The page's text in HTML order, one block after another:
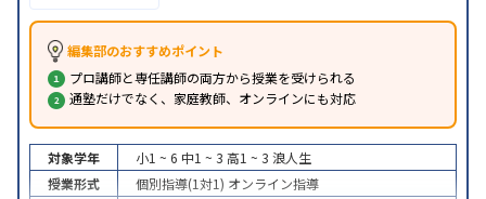
編集部のおすすめポイント
プロ講師と専任講師の両方から授業を受けられる
通塾だけでなく、家庭教師、オンラインにも対応
対象学年 小1 ~ 6 中1 ~ 3 高1 ~ 3 浪人生
授業形式
個別指導(1対1) オンライン指導